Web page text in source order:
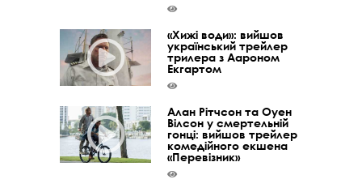
«Хижі води»: вийшов
український трейлер
трилера з Аароном
Екгартом
Алан Рітчсон та Оуен
Вілсон у смертельній
гонці: вийшов трейлер
комедійного екшена
«Перевізник»